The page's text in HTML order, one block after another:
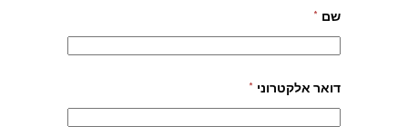
שם *
דואר אלקטרוני *